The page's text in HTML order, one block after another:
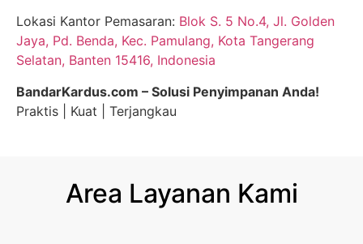
Lokasi Kantor Pemasaran: Blok S. 5 No.4, Jl. Golden
Jaya, Pd. Benda, Kec. Pamulang, Kota Tangerang
Selatan, Banten 15416, Indonesia
BandarKardus.com – Solusi Penyimpanan Anda!
Praktis | Kuat | Terjangkau
Area Layanan Kami